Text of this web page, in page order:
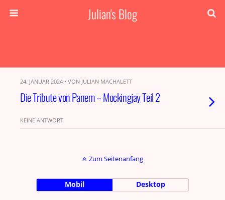
Julian's Blog
24. JANUAR 2024 • VON JULIAN MACHALETT
Die Tribute von Panem – Mockingjay Teil 2
KEINE ANTWORT
Zum Seitenanfang
Mobil Desktop